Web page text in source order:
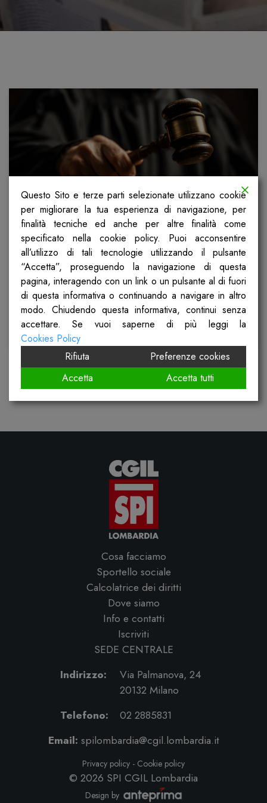
Dizzasco: la sentenza per
maltrattamenti in casa di riposo
Pubblicato il
20 Febbraio 2026
Scopri
Cosa facciamo
Sportello sociale
Calcolatrice dei diritti
Dove siamo
Info e contatti
Iscriviti
SEDE CENTRALE
Indirizzo:
Via Palmanova, 24
20132 Milano
Telefono:
02 2885831
Email: spilombardia@cgil.lombardia.it
Privacy policy - Cookie policy
© 2026 SPI CGIL Lombardia
Design by
Questo Sito e terze parti selezionate utilizzano cookie
per migliorare la tua esperienza di navigazione, per
finalità tecniche ed anche per altre finalità come
specificato nella cookie policy. Puoi acconsentire
all’utilizzo di tali tecnologie utilizzando il pulsante
“Accetta”, proseguendo la navigazione di questa
pagina, interagendo con un link o un pulsante al di fuori
di questa informativa o continuando a navigare in altro
modo. Chiudendo questa informativa, continui senza
accettare. Se vuoi saperne di più leggi la
Cookies Policy
Rifiuta
Preferenze cookies
Accetta
Accetta tutti